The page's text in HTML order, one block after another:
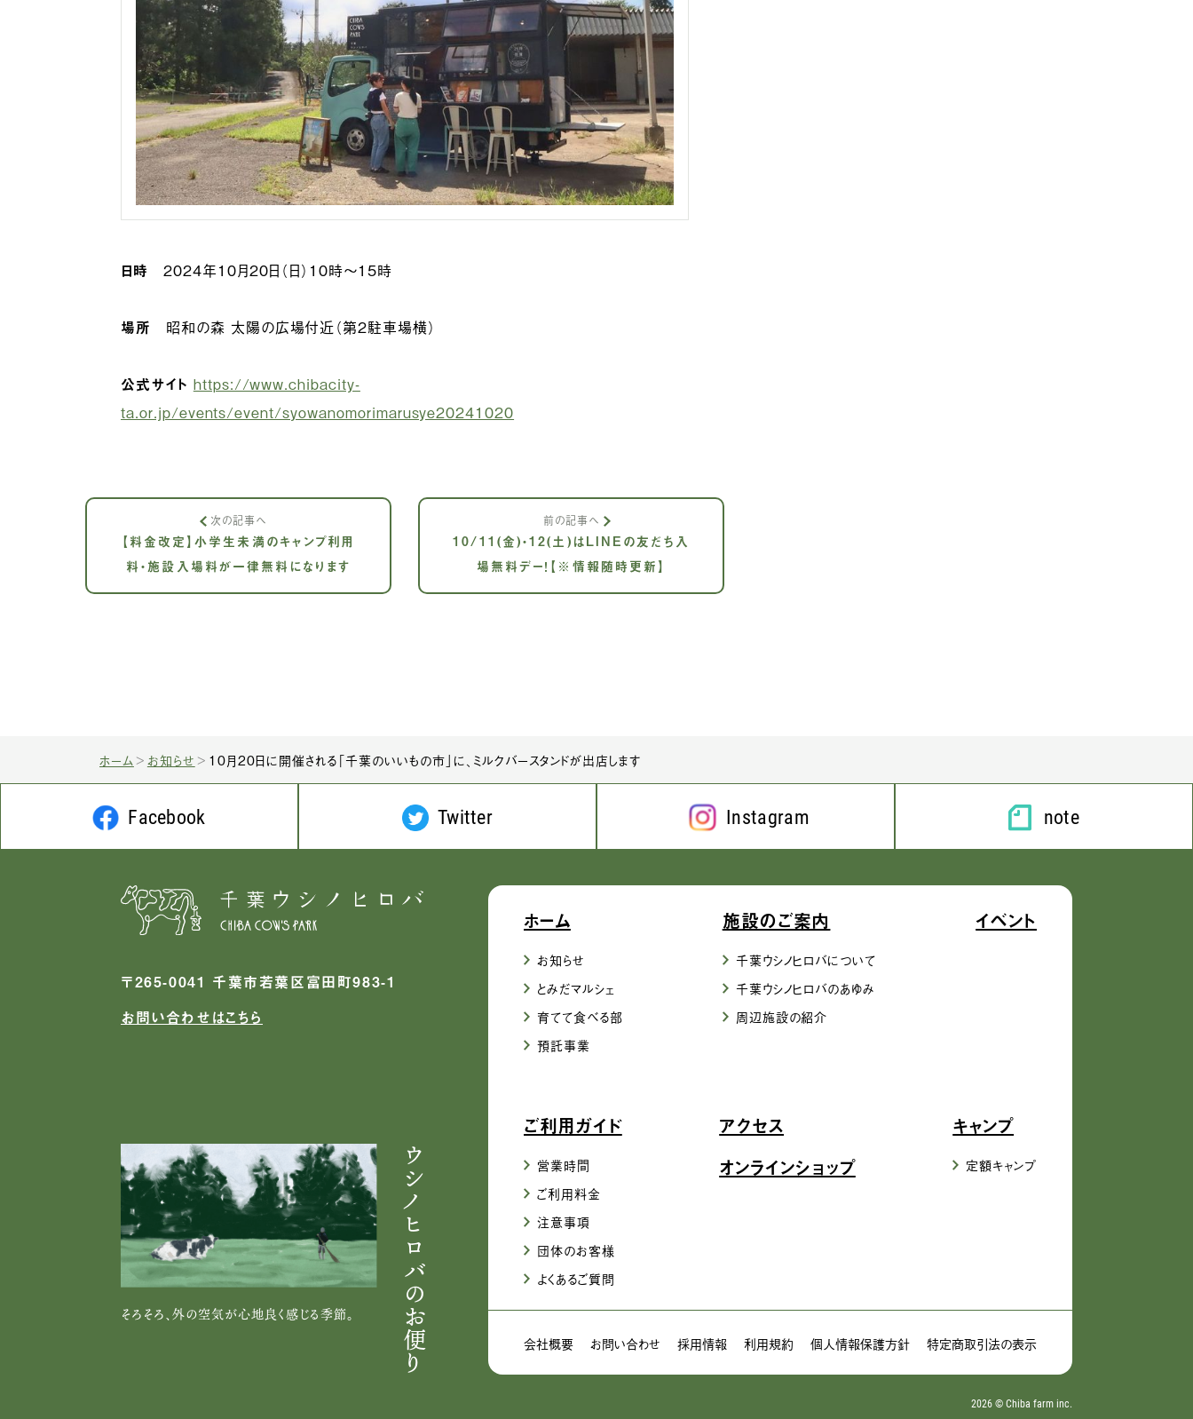
日時 2024年10月20日（日）10時〜15時
場所 昭和の森 太陽の広場付近（第2駐車場横）
公式サイト https://www.chibacity-
ta.or.jp/events/event/syowanomorimarusye20241020
次の記事へ
【料金改定】小学生未満のキャンプ利用
料・施設入場料が一律無料になります
前の記事へ
10/11(金)・12(土)はLINEの友だち入
場無料デー！【※情報随時更新】
ホーム お知らせ 10月20日に開催される「千葉のいいもの市」に、ミルクバースタンドが出店します
Facebook Twitter Instagram note
〒265-0041 千葉市若葉区富田町983-1
お問い合わせはこちら
そろそろ、外の空気が心地良く感じる季節。 ウシノヒロバのお便り
ホーム
お知らせ
とみだマルシェ
育てて食べる部
預託事業
施設のご案内
千葉ウシノヒロバについて
千葉ウシノヒロバのあゆみ
周辺施設の紹介
イベント
ご利用ガイド
営業時間
ご利用料金
注意事項
団体のお客様
よくあるご質問
アクセス
オンラインショップ
キャンプ
定額キャンプ
会社概要 お問い合わせ 採用情報 利用規約 個人情報保護方針 特定商取引法の表示
2026 ©︎ Chiba farm inc.